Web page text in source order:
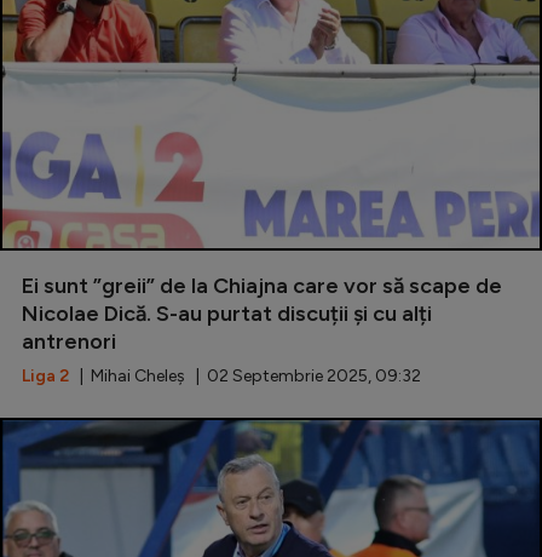
SuperLiga
Liga 2
Cupa României
Echipa Națională
U21
Fotbal feminin
Special
Diverse
Inedit
Clasamente
Champions League
Ei sunt ”greii” de la Chiajna care vor să scape de
Nicolae Dică. S-au purtat discuții și cu alți
antrenori
Liga 2 | Mihai Cheleș | 02 Septembrie 2025, 09:32